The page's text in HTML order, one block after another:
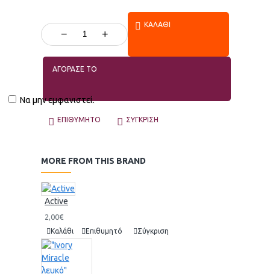
Να μην εμφανιστεί.
− +
ΚΑΛΆΘΙ
ΑΓΟΡΑΣΕ ΤΟ
ΕΠΙΘΥΜΗΤΌ ΣΎΓΚΡΙΣΗ
MORE FROM THIS BRAND
Active
2,00€
Καλάθι Επιθυμητό Σύγκριση